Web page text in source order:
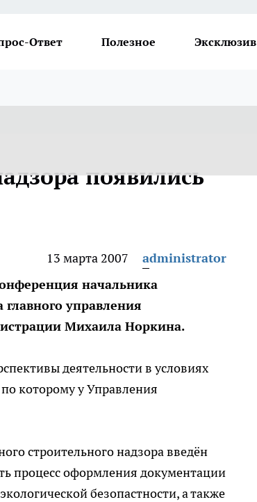
Ответ Полезное Эксклюзив
появились
13 марта 2007
administrator
начальника
главного управления
Михаила Норкина.
деятельности в условиях
которому у Управления
строительного надзора введён
процесс оформления документации
безопастности, а также